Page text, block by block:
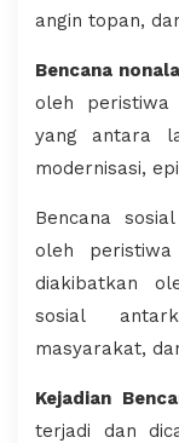
angin topan,
Bencana
oleh peristiwa
yang antara
modernisasi,
Bencana
oleh
diakibatkan
sosial
masyarakat,
Kejadian
terjadi dan